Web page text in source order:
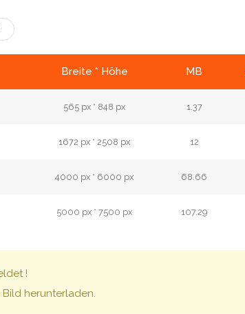
Breite * Höhe MB
565 px * 848 px 1.37
1672 px * 2508 px 12
4000 px * 6000 px 68.66
5000 px * 7500 px 107.29
!
herunterladen.